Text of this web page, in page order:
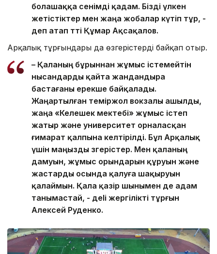
болашаққа сенімді қадам. Бізді үлкен
жетістіктер мен жаңа жобалар күтіп тұр, -
деп атап өтті Құмар Ақсақалов.
Арқалық тұрғындары да өзгерістерді байқап отыр.
– Қаланың бұрыннан жұмыс істемейтін
нысандарды қайта жандандыра
бастағаны ерекше байқалады.
Жаңартылған теміржол вокзалы ашылды,
жаңа «Келешек мектебі» жұмыс істеп
жатыр және университет орналасқан
ғимарат қалпына келтірілді. Бұл Арқалық
үшін маңызды өзгерістер. Мен қаланың
дамуын, жұмыс орындарын құруын және
жастарды осында қалуға шақыруын
қалаймын. Қала қазір шынымен де адам
танымастай, - деlі жергілікті тұрғын
Алексей Руденко.